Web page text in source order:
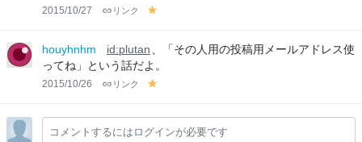
2015/10/27 リンク
lo
w
houyhnhm id:plutan
、「その人用の投稿用メールアドレス使
ってね」という話だよ。
2015/10/26 リンク
lo
w
コメントするにはログインが必要です